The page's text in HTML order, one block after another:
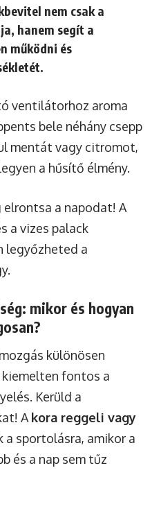
nem csak a
hanem segít a
működni és
ventilátorhoz aroma
bele néhány csepp
mentát vagy citromot,
a hűsítő élmény.
elrontsa a napodat! A
a vizes palack
legyőzheted a
mikor és hogyan
különösen
fontos a
Kerüld a
A kora reggeli vagy
a sportolásra, amikor a
és a nap sem tűz